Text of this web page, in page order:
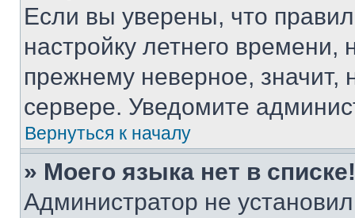
Если вы уверены, что
настройку летнего
прежнему неверное, значит,
сервере. Уведомите
Вернуться к началу
» Моего языка нет в списке!
Администратор не